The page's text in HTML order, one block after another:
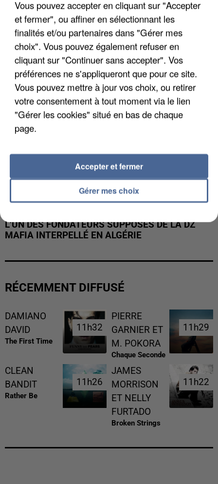
APRÈS TOUTES CES CANICULES, LES REFUGES
DE FAUNE SAUVAGE SONT...
L’UN DES FONDATEURS SUPPOSÉS DE LA DZ
MAFIA INTERPELLÉ EN ALGÉRIE
RÉCEMMENT DIFFUSÉ
DAMIANO
DAVID
The First Time
11h32
11h32
PIERRE
GARNIER ET
M. POKORA
Chaque Seconde
11h29
11h29
CLEAN
BANDIT
Rather Be
11h26
11h26
JAMES
MORRISON
ET NELLY
FURTADO
Broken Strings
11h22
11h22
Vous pouvez accepter en cliquant sur "Accepter
et fermer", ou affiner en sélectionnant les
finalités et/ou partenaires dans "Gérer mes
choix". Vous pouvez également refuser en
cliquant sur "Continuer sans accepter". Vos
préférences ne s'appliqueront que pour ce site.
Vous pouvez mettre à jour vos choix, ou retirer
votre consentement à tout moment via le lien
"Gérer les cookies" situé en bas de chaque
page.
Gérer mes choix
Accepter et fermer